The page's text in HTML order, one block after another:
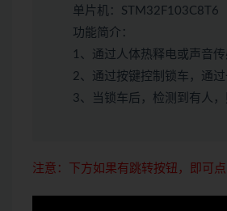
单片机：STM32F103C8T6
功能简介：
1、通过人体热释电或声音
2、通过按键控制锁车，通
3、当锁车后，检测到有人
注意：下方如果有跳转按钮，即可